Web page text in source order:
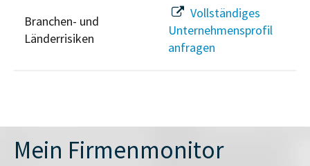
Branchen- und
Länderrisiken
Vollständiges
Unternehmensprofil
anfragen
Mein Firmenmonitor